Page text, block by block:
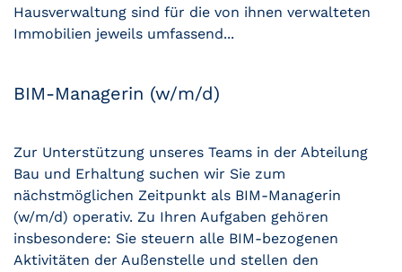
Hausverwaltung sind für die von ihnen verwalteten
Immobilien jeweils umfassend...
BIM-Managerin (w/m/d)
Zur Unterstützung unseres Teams in der Abteilung
Bau und Erhaltung suchen wir Sie zum
nächstmöglichen Zeitpunkt als BIM-Managerin
(w/m/d) operativ. Zu Ihren Aufgaben gehören
insbesondere: Sie steuern alle BIM-bezogenen
Aktivitäten der Außenstelle und stellen den